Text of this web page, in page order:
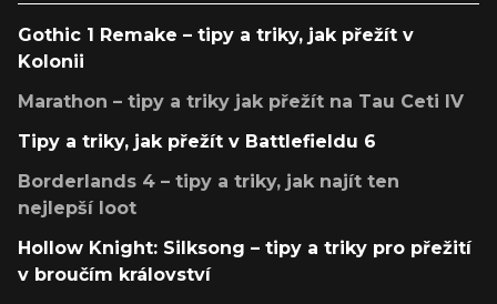
Gothic 1 Remake – tipy a triky, jak přežít v
Kolonii
Marathon – tipy a triky jak přežít na Tau Ceti IV
Tipy a triky, jak přežít v Battlefieldu 6
Borderlands 4 – tipy a triky, jak najít ten
nejlepší loot
Hollow Knight: Silksong – tipy a triky pro přežití
v broučím království